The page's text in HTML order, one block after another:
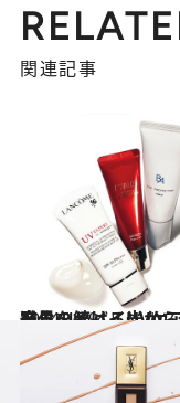
関連記事
2014.4.19
進化を続けるUVケアが新発見のヤバイ光から肌を守る
ビューティ＆ヘルス